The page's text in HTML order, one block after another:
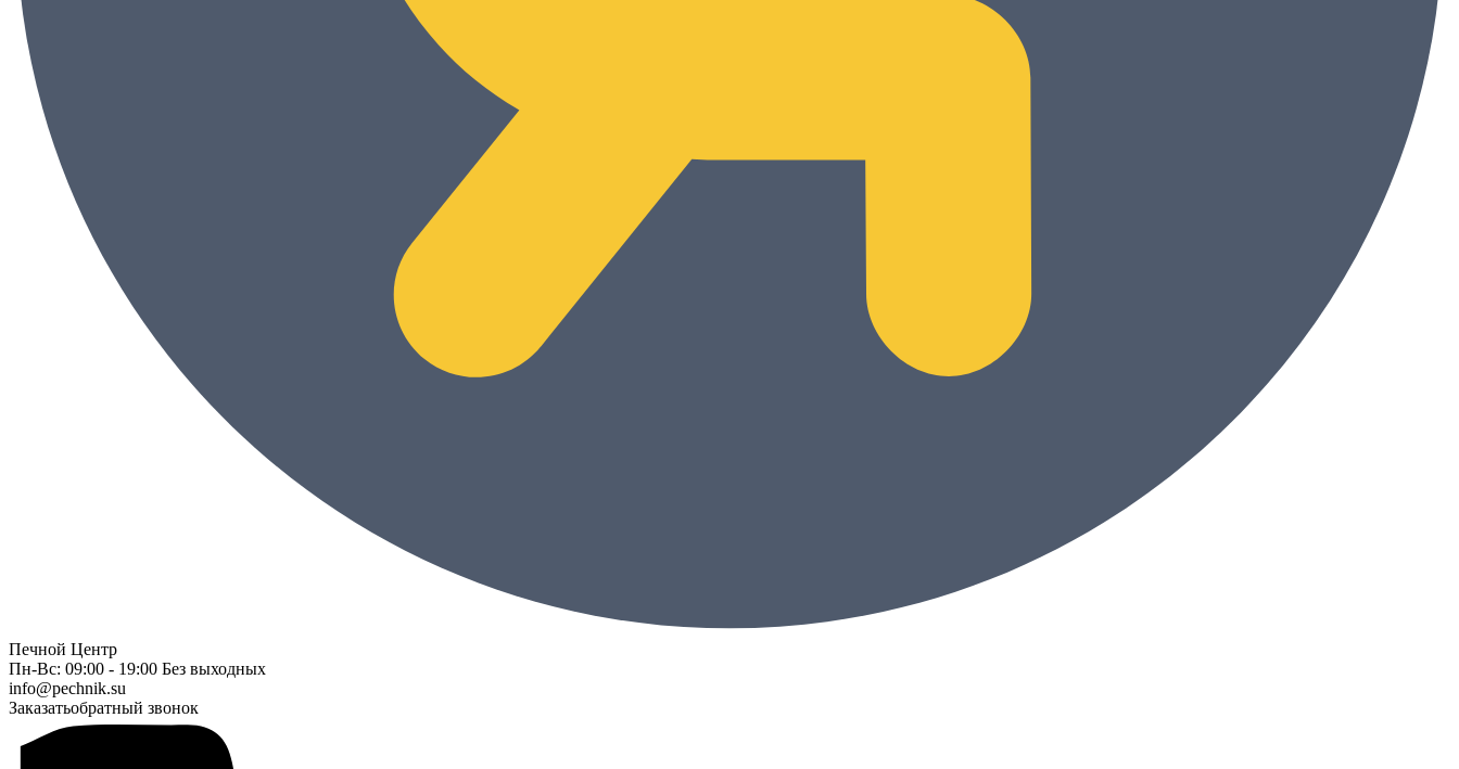
Печной Центр
Пн-Вс: 09:00 - 19:00 Без выходных
info@pechnik.su
Заказатьобратный звонок